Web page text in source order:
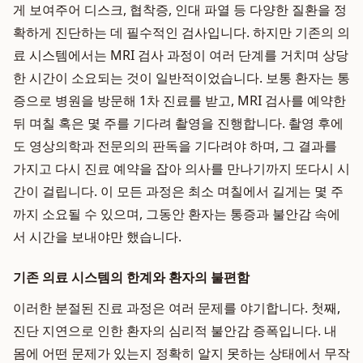
게 보여주어 디스크, 협착증, 인대 파열 등 다양한 질환을 정
확하게 진단하는 데 필수적인 검사입니다. 하지만 기존의 의
료 시스템에서는 MRI 검사 과정이 여러 단계를 거치며 상당
한 시간이 소요되는 것이 일반적이었습니다. 보통 환자는 통
증으로 병원을 방문해 1차 진료를 받고, MRI 검사를 예약한
뒤 며칠 혹은 몇 주를 기다려 촬영을 진행합니다. 촬영 후에
도 영상의학과 전문의의 판독을 기다려야 하며, 그 결과를
가지고 다시 진료 예약을 잡아 의사를 만나기까지 또다시 시
간이 걸립니다. 이 모든 과정은 최소 며칠에서 길게는 몇 주
까지 소요될 수 있으며, 그동안 환자는 통증과 불안감 속에
서 시간을 보내야만 했습니다.
기존 의료 시스템의 한계와 환자의 불편함
이러한 분절된 진료 과정은 여러 문제를 야기합니다. 첫째,
진단 지연으로 인한 환자의 심리적 불안감 증폭입니다. 내
몸에 어떤 문제가 있는지 정확히 알지 못하는 상태에서 무작